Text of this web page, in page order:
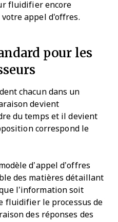
fluidifier encore
appel d'offres.
pour les
chacun dans un
devient
du temps et il devient
correspond le
d’appel d’offres
des matières détaillant
l’information soit
fluidifier le processus de
des réponses des